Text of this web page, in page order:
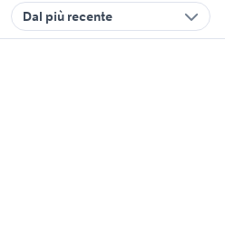
Dal più recente